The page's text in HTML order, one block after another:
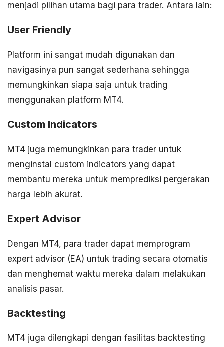
menjadi pilihan utama bagi para trader. Antara lain:
User Friendly
Platform ini sangat mudah digunakan dan
navigasinya pun sangat sederhana sehingga
memungkinkan siapa saja untuk trading
menggunakan platform MT4.
Custom Indicators
MT4 juga memungkinkan para trader untuk
menginstal custom indicators yang dapat
membantu mereka untuk memprediksi pergerakan
harga lebih akurat.
Expert Advisor
Dengan MT4, para trader dapat memprogram
expert advisor (EA) untuk trading secara otomatis
dan menghemat waktu mereka dalam melakukan
analisis pasar.
Backtesting
MT4 juga dilengkapi dengan fasilitas backtesting